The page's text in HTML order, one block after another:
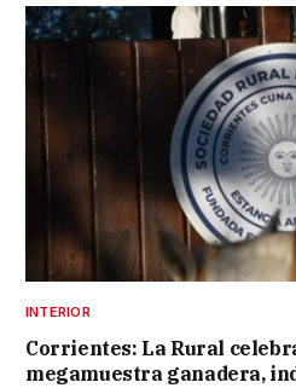
INTERIOR
Corrientes: La Rural
megamuestra ganadera,